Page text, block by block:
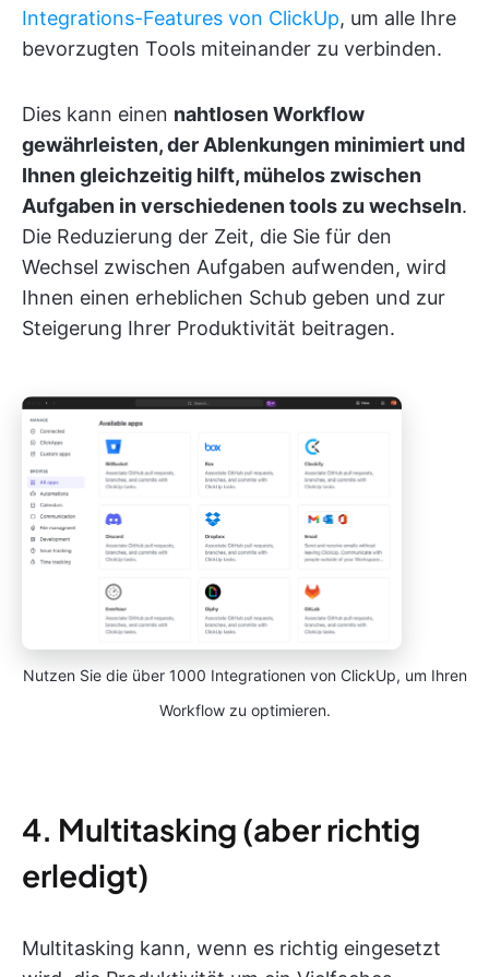
Integrations-Features von ClickUp, um alle Ihre
bevorzugten Tools miteinander zu verbinden.
Dies kann einen nahtlosen Workflow
gewährleisten, der Ablenkungen minimiert und
Ihnen gleichzeitig hilft, mühelos zwischen
Aufgaben in verschiedenen tools zu wechseln.
Die Reduzierung der Zeit, die Sie für den
Wechsel zwischen Aufgaben aufwenden, wird
Ihnen einen erheblichen Schub geben und zur
Steigerung Ihrer Produktivität beitragen.
Nutzen Sie die über 1000 Integrationen von ClickUp, um Ihren
Workflow zu optimieren.
4. Multitasking (aber richtig
erledigt)
Multitasking kann, wenn es richtig eingesetzt